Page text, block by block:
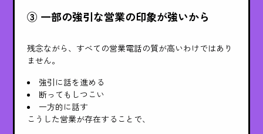
③ 一部の強引な営業の印象が強いから
残念ながら、すべての営業電話の質が高いわけではあり
ません。
強引に話を進める
断ってもしつこい
一方的に話す
こうした営業が存在することで、